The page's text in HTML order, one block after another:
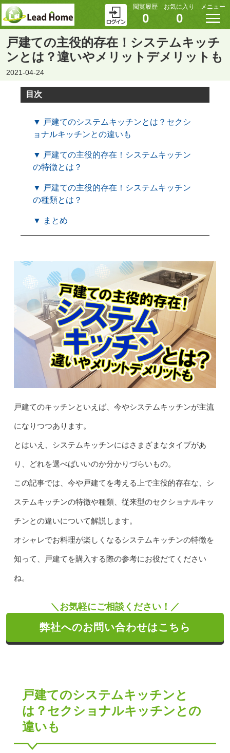
閲覧履歴
0
お気に入り
0
メニュー
戸建ての主役的存在！システムキッチ
ンとは？違いやメリットデメリットも
2021-04-24
目次
▼ 戸建てのシステムキッチンとは？セクシ
ョナルキッチンとの違いも
▼ 戸建ての主役的存在！システムキッチン
の特徴とは？
▼ 戸建ての主役的存在！システムキッチン
の種類とは？
▼ まとめ
戸建てのキッチンといえば、今やシステムキッチンが主流
になりつつあります。
とはいえ、システムキッチンにはさまざまなタイプがあ
り、どれを選べばいいのか分かりづらいもの。
この記事では、今や戸建てを考える上で主役的存在な、シ
ステムキッチンの特徴や種類、従来型のセクショナルキッ
チンとの違いについて解説します。
オシャレでお料理が楽しくなるシステムキッチンの特徴を
知って、戸建てを購入する際の参考にお役だてください
ね。
＼お気軽にご相談ください！／
弊社へのお問い合わせはこちら
戸建てのシステムキッチンと
は？セクショナルキッチンとの
違いも